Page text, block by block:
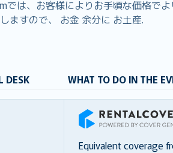
は、お客様によりお手頃な価格で
ますので、 お金 余分に お土産.
DESK WHAT TO DO IN THE
RentalCover
Equivalent coverage